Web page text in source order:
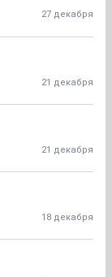
27 декабря
21 декабря
21 декабря
18 декабря